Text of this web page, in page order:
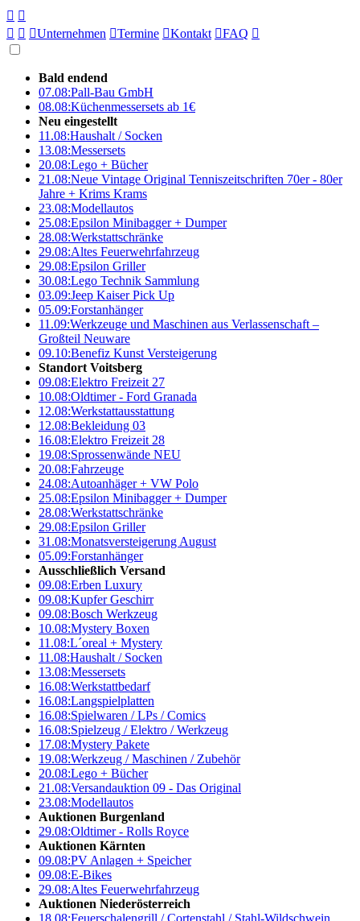
 
  Unternehmen Termine Kontakt FAQ 
Bald endend
07.08:Pall-Bau GmbH
08.08:Küchenmessersets ab 1€
Neu eingestellt
11.08:Haushalt / Socken
13.08:Messersets
20.08:Lego + Bücher
21.08:Neue Vintage Original Tenniszeitschriften 70er - 80er
Jahre + Krims Krams
23.08:Modellautos
25.08:Epsilon Minibagger + Dumper
28.08:Werkstattschränke
29.08:Altes Feuerwehrfahrzeug
29.08:Epsilon Griller
30.08:Lego Technik Sammlung
03.09:Jeep Kaiser Pick Up
05.09:Forstanhänger
11.09:Werkzeuge und Maschinen aus Verlassenschaft –
Großteil Neuware
09.10:Benefiz Kunst Versteigerung
Standort Voitsberg
09.08:Elektro Freizeit 27
10.08:Oldtimer - Ford Granada
12.08:Werkstattausstattung
12.08:Bekleidung 03
16.08:Elektro Freizeit 28
19.08:Sprossenwände NEU
20.08:Fahrzeuge
24.08:Autoanhäger + VW Polo
25.08:Epsilon Minibagger + Dumper
28.08:Werkstattschränke
29.08:Epsilon Griller
31.08:Monatsversteigerung August
05.09:Forstanhänger
Ausschließlich Versand
09.08:Erben Luxury
09.08:Kupfer Geschirr
09.08:Bosch Werkzeug
10.08:Mystery Boxen
11.08:L´oreal + Mystery
11.08:Haushalt / Socken
13.08:Messersets
16.08:Werkstattbedarf
16.08:Langspielplatten
16.08:Spielwaren / LPs / Comics
16.08:Spielzeug / Elektro / Werkzeug
17.08:Mystery Pakete
19.08:Werkzeug / Maschinen / Zubehör
20.08:Lego + Bücher
21.08:Versandauktion 09 - Das Original
23.08:Modellautos
Auktionen Burgenland
29.08:Oldtimer - Rolls Royce
Auktionen Kärnten
09.08:PV Anlagen + Speicher
09.08:E-Bikes
29.08:Altes Feuerwehrfahrzeug
Auktionen Niederösterreich
18.08:Feuerschalengrill / Cortenstahl / Stahl-Wildschwein